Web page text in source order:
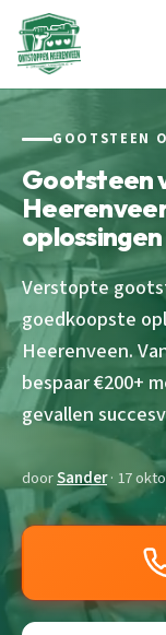
GOOTSTEEN
Gootsteen
oplossingen
Verstopte
goedkoopste
Heerenveen.
bespaar €200+
gevallen
doorSander· 17